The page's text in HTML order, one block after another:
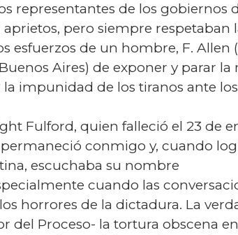
representantes de los
pero siempre respetaban
esfuerzos de un hombre, F.
Aires) de exponer y parar
impunidad de los tiranos ante
Fulford, quien falleció el 23 de
permaneció conmigo y, cuando
escuchaba su nombre
cuando las
horrores de la dictadura. La
del Proceso- la tortura obscena